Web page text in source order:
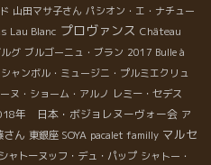
山田マサ子さん パシオン・エ・ナチュー
Lau Blanc プロヴァンス Château
グ ブルゴーニュ・ブラン 2017 Bulle à
シャンボル・ミュージニ・プルミエクリュ
ヌ・ショーム・アルノ レミー・セデス
年 日本・ボジョレヌーヴォー会 ア
さん 東銀座 SOYA pacalet familly マルセ
シャトーヌッフ・デュ・パップ シャトー・